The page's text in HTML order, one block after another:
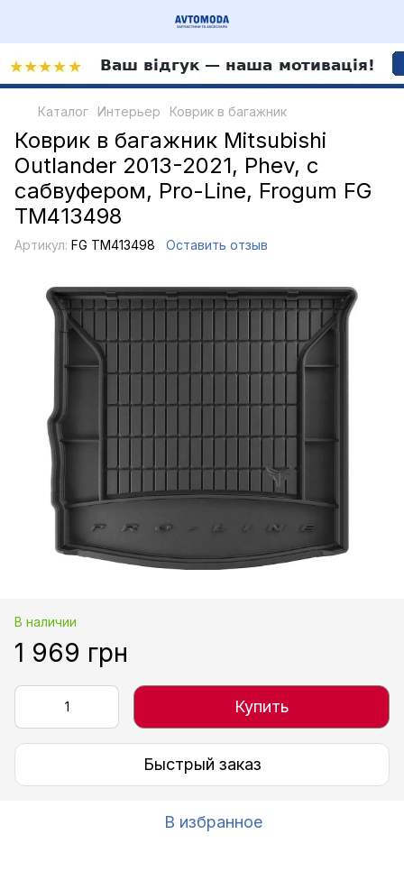
Каталог Интерьер Коврик в багажник
Коврик в багажник Mitsubishi
Outlander 2013-2021, Phev, с
сабвуфером, Pro-Line, Frogum FG
TM413498
Артикул: FG TM413498 Оставить отзыв
В наличии
1 969 грн
Купить
Быстрый заказ
В избранное